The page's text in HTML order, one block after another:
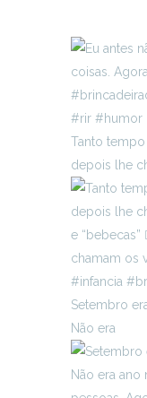
Tanto
depois lhe
Setembro
Não era